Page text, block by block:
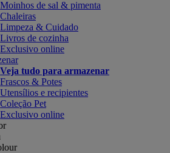
Moinhos de sal & pimenta
Chaleiras
Limpeza & Cuidado
Livros de cozinha
Exclusivo online
Veja tudo para armazenar
Frascos & Potes
Utensílios e recipientes
Coleção Pet
Exclusivo online